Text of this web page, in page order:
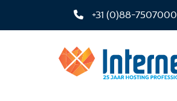
+31 (0)88-7507000